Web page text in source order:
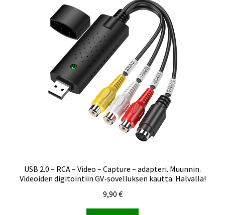
USB 2.0 – RCA – Video – Capture – adapteri. Muunnin.
Videoiden digitointiin GV-sovelluksen kautta. Halvalla!
9,90 €